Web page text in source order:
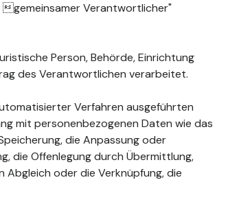
gemeinsamer Verantwortlicher"
Person, Behörde, Einrichtung
des Verantwortlichen verarbeitet.
Verfahren ausgeführten
mit personenbezogenen Daten wie das
die Anpassung oder
die Offenlegung durch Übermittlung,
Abgleich oder die Verknüpfung, die